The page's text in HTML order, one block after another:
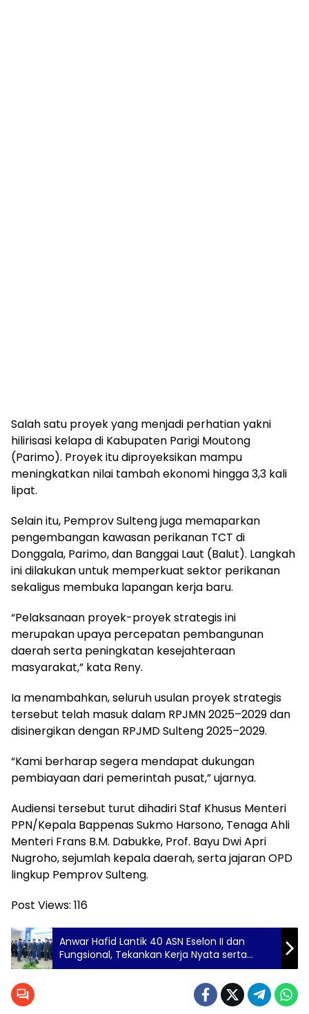
Salah satu proyek yang menjadi perhatian yakni
hilirisasi kelapa di Kabupaten Parigi Moutong
(Parimo). Proyek itu diproyeksikan mampu
meningkatkan nilai tambah ekonomi hingga 3,3 kali
lipat.
Selain itu, Pemprov Sulteng juga memaparkan
pengembangan kawasan perikanan TCT di
Donggala, Parimo, dan Banggai Laut (Balut). Langkah
ini dilakukan untuk memperkuat sektor perikanan
sekaligus membuka lapangan kerja baru.
“Pelaksanaan proyek-proyek strategis ini
merupakan upaya percepatan pembangunan
daerah serta peningkatan kesejahteraan
masyarakat,” kata Reny.
Ia menambahkan, seluruh usulan proyek strategis
tersebut telah masuk dalam RPJMN 2025–2029 dan
disinergikan dengan RPJMD Sulteng 2025–2029.
“Kami berharap segera mendapat dukungan
pembiayaan dari pemerintah pusat,” ujarnya.
Audiensi tersebut turut dihadiri Staf Khusus Menteri
PPN/Kepala Bappenas Sukmo Harsono, Tenaga Ahli
Menteri Frans B.M. Dabukke, Prof. Bayu Dwi Apri
Nugroho, sejumlah kepala daerah, serta jajaran OPD
lingkup Pemprov Sulteng.
Post Views: 116
Anwar Hafid Lantik 40 ASN Eselon II dan
Fungsional, Tekankan Kerja Nyata serta
Pelayanan